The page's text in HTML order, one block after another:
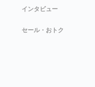
インタビュー
セール・おトク